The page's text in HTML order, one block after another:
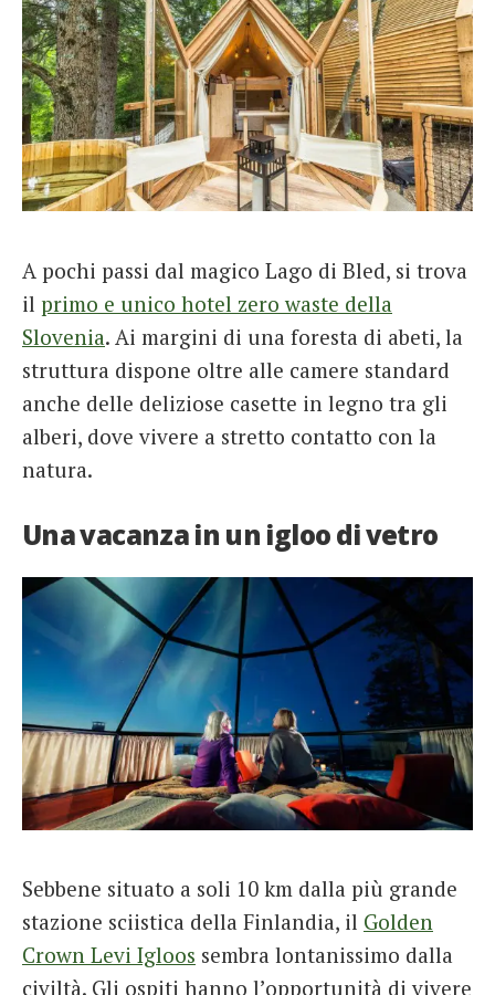
A pochi passi dal magico Lago di Bled, si trova
il primo e unico hotel zero waste della
Slovenia. Ai margini di una foresta di abeti, la
struttura dispone oltre alle camere standard
anche delle deliziose casette in legno tra gli
alberi, dove vivere a stretto contatto con la
natura.
Una vacanza in un igloo di vetro
Sebbene situato a soli 10 km dalla più grande
stazione sciistica della Finlandia, il Golden
Crown Levi Igloos sembra lontanissimo dalla
civiltà. Gli ospiti hanno l’opportunità di vivere